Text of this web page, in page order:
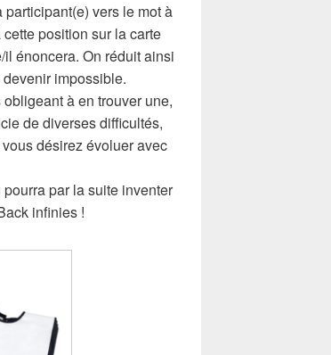
vers le mot à
position sur la carte
énoncera. On réduit ainsi
impossible.
à en trouver une,
de diverses difficultés,
désirez évoluer avec
par la suite inventer
infinies !